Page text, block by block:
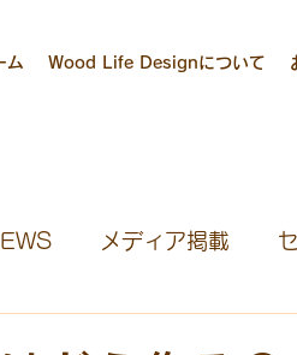
ム Wood Life Designについて
メディア掲載